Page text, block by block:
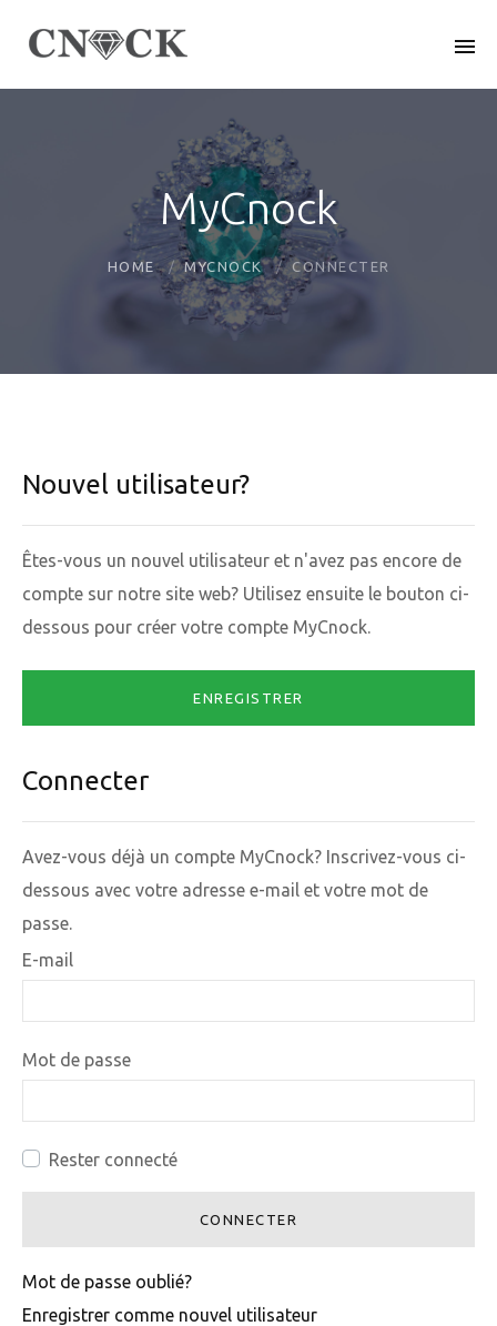
MyCnock
HOME MYCNOCK CONNECTER
Nouvel utilisateur?
Êtes-vous un nouvel utilisateur et n'avez pas encore de
compte sur notre site web? Utilisez ensuite le bouton ci-
dessous pour créer votre compte MyCnock.
ENREGISTRER
Connecter
Avez-vous déjà un compte MyCnock? Inscrivez-vous ci-
dessous avec votre adresse e-mail et votre mot de
passe.
E-mail
Mot de passe
Rester connecté
CONNECTER
Mot de passe oublié?
Enregistrer comme nouvel utilisateur